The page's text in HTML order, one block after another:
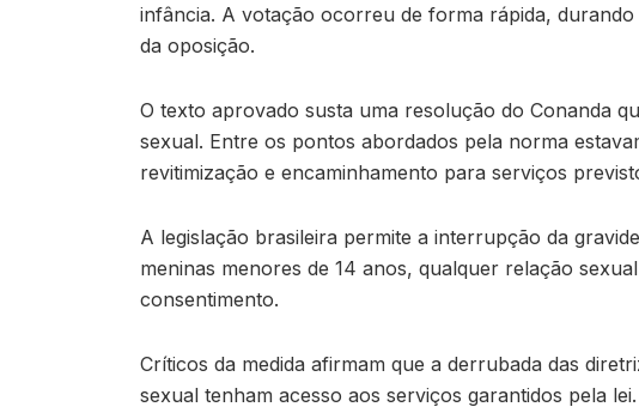
infância. A votação ocorreu de forma rápida,
da oposição.
O texto aprovado susta uma resolução do Conanda
sexual. Entre os pontos abordados pela norma
revitimização e encaminhamento para serviços
A legislação brasileira permite a interrupção da
meninas menores de 14 anos, qualquer relação
consentimento.
Críticos da medida afirmam que a derrubada das
sexual tenham acesso aos serviços garantidos pela